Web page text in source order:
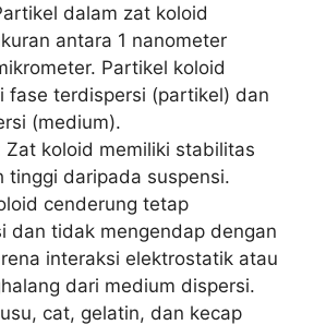
dalam zat koloid
antara 1 nanometer
Partikel koloid
fase terdispersi (partikel) dan
(medium).
Zat koloid memiliki stabilitas
tinggi daripada suspensi.
cenderung tetap
dan tidak mengendap dengan
interaksi elektrostatik atau
dari medium dispersi.
cat, gelatin, dan kecap